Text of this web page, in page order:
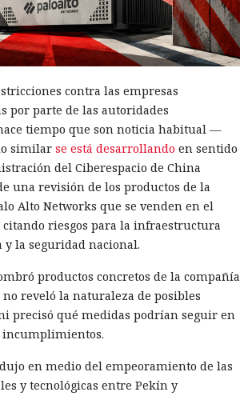
contra las empresas
por parte de las autoridades
tiempo que son noticia habitual —
similar se está desarrollando en sentido
del Ciberespacio de China
una revisión de los productos de la
Alto Networks que se venden en el
riesgos para la infraestructura
la seguridad nacional.
productos concretos de la compañía
reveló la naturaleza de posibles
precisó qué medidas podrían seguir en
incumplimientos.
en medio del empeoramiento de las
y tecnológicas entre Pekín y